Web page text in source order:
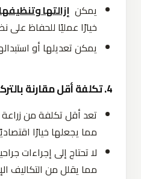
يمكن إزالتها
خيارًا عمليًا للحفاظعلى
يمكنتعديلها أو
4. تكلفة أقل مقارنة بالتركيبات الثابتة
تعد أقلتكلفةمنزراعة
مما يجعلها خيارًا
لاتحتاجإلىإجراءات
مما يقللمن التكاليف